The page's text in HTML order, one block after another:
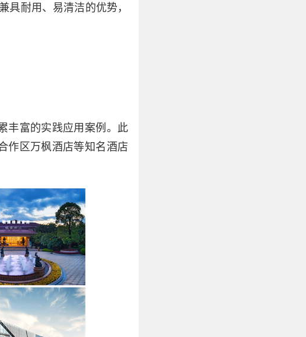
具耐用、易清洁的优势，
丰富的实践应用案例。此
作区万枫酒店等知名酒店